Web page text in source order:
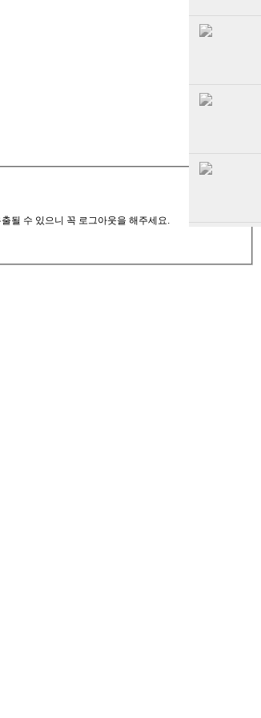
될 수 있으니 꼭 로그아웃을 해주세요.